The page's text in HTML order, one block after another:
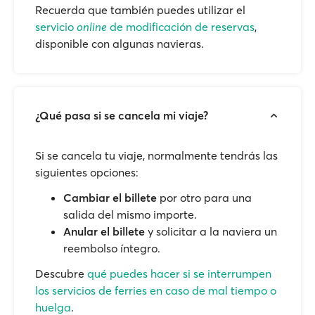
Recuerda que también puedes utilizar el
servicio online de modificación de reservas,
disponible con algunas navieras.
¿Qué pasa si se cancela mi viaje?
Si se cancela tu viaje, normalmente tendrás las
siguientes opciones:
Cambiar el billete por otro para una
salida del mismo importe.
Anular el billete y solicitar a la naviera un
reembolso íntegro.
Descubre qué puedes hacer si se interrumpen
los servicios de ferries en caso de mal tiempo o
huelga.